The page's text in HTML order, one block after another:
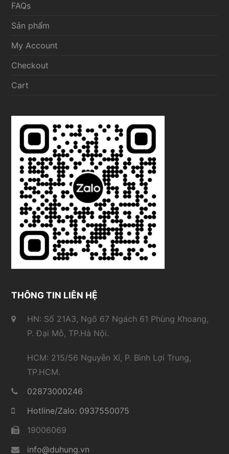
FAQs
Sản phẩm
My Account
Checkout
Cart
THÔNG TIN LIÊN HỆ
HN: Số 21A3, Ngõ 67 Ngách 61 Phùng Khoang,
P. Đại Mỗ, TP.Hà Nội.
HCM: 215/56 Nguyễn Xí, P. Bình Lợi Trung,
TP.HCM.
02873000246
Hotline/Zalo: 0937550075
19006069
info@duhung.vn